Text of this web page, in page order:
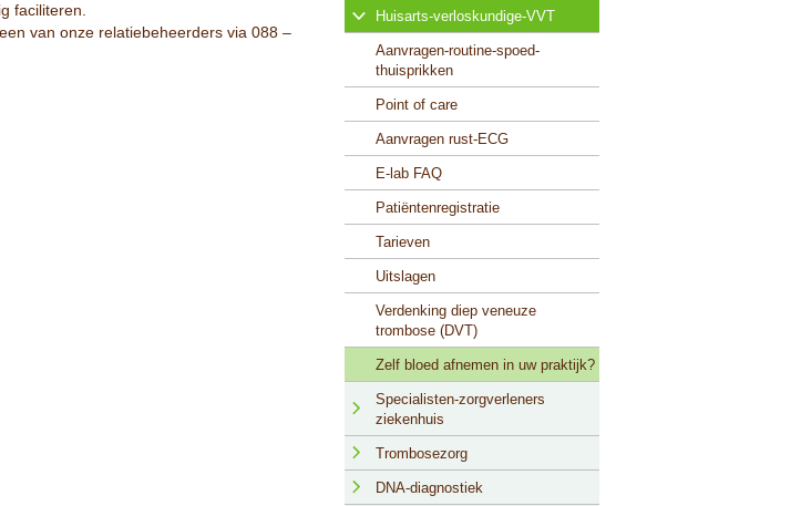
faciliteren.
van onze relatiebeheerders via 088 –
Huisarts-verloskundige-VVT
Aanvragen-routine-spoed-
thuisprikken
Point of care
Aanvragen rust-ECG
E-lab FAQ
Patiëntenregistratie
Tarieven
Uitslagen
Verdenking diep veneuze
trombose (DVT)
Zelf bloed afnemen in uw praktijk?
Specialisten-zorgverleners
ziekenhuis
Aanvragen specialisten MST
Aanvragen specialisten ZGT
Trombosezorg
Aanmelden
DNA-diagnostiek